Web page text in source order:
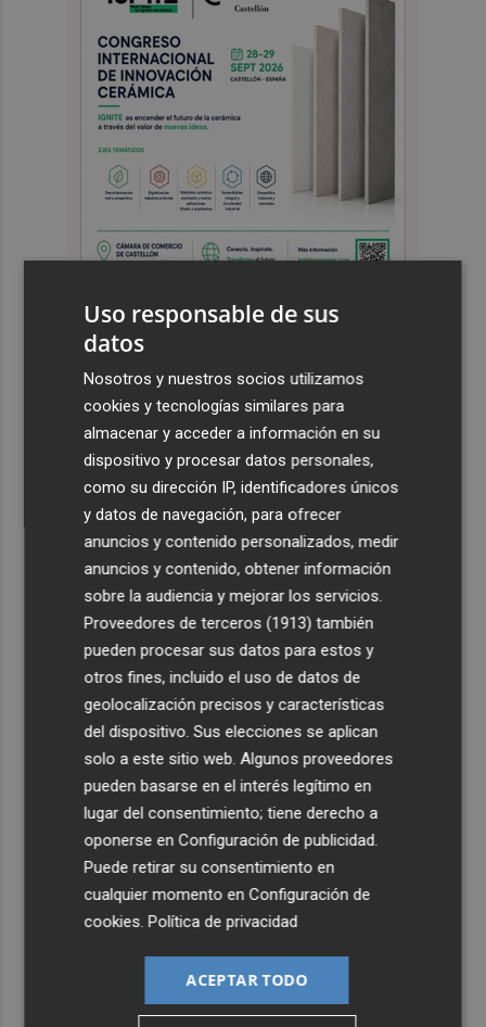
Últimas Noticias
Castelló apuesta por convertir el eclipse en un referente
científico: recibirá a un gran equipo de expertos
El Villarreal anuncia a sus seis capitanes: Gerard
Moreno, Foyth, Comesaña, Ayoze, Cardona y Logan
Costa
Más problemas en el lateral derecho: Monferrer sufre
una lesión muscular
San Javier da viabilidad al nuevo contrato del transporte
urbano y a un hotel de cuatro estrellas en La Manga con
324 habitaciones
Estos son los estrenos que abren la cartelera en agosto:
de la comedia 'El último mono' a una nueva entrega de
'La Patrulla Canina'
Uso responsable de sus
datos
Nosotros y nuestros socios utilizamos
cookies y tecnologías similares para
almacenar y acceder a información en su
dispositivo y procesar datos personales,
como su dirección IP, identificadores únicos
y datos de navegación, para ofrecer
anuncios y contenido personalizados, medir
anuncios y contenido, obtener información
sobre la audiencia y mejorar los servicios.
Proveedores de terceros (1913) también
pueden procesar sus datos para estos y
otros fines, incluido el uso de datos de
geolocalización precisos y características
del dispositivo. Sus elecciones se aplican
solo a este sitio web. Algunos proveedores
pueden basarse en el interés legítimo en
lugar del consentimiento; tiene derecho a
oponerse enConfiguración de publicidad.
Puede retirar su consentimiento en
cualquier momento enConfiguración de
cookies.Política de privacidad
ACEPTAR TODO